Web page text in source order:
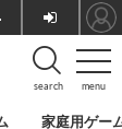
menu
search
家庭用ゲー